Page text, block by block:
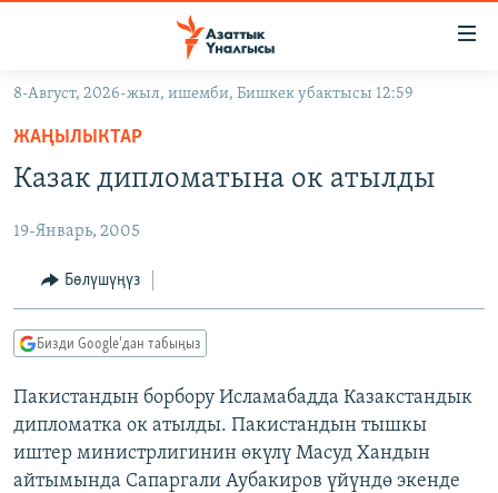
Навигацияга
өтүңүз
Издөөгө
салыңыз
САЯСАТ
ЭКОНОМИКА
ДҮЙНӨ
БОРБОР АЗИЯ
УКРАИНА
АТАЙЫН ИЛИКТӨӨ
БҮГҮН АЗАТТЫКТА
ЭКСПЕРТТЕР ТАЛДАЙТ
ДАНИСТЕ
ПОДКАСТ
ӨЗГӨЧӨ ПИКИР
Русский
8-Август, 2026-жыл, ишемби, Бишкек убактысы 12:59
ЖАҢЫЛЫКТАР
Казак дипломатына ок атылды
19-Январь, 2005
Бөлүшүңүз
Бизди Google'дан табыңыз
Пакистандын борбору Исламабадда Казакстандык
дипломатка ок атылды. Пакистандын тышкы
иштер министрлигинин өкүлү Масуд Хандын
айтымында Сапаргали Аубакиров үйүндө экенде